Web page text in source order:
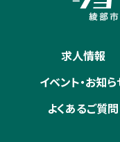
求人情報
イベント・お知ら
よくあるご質問